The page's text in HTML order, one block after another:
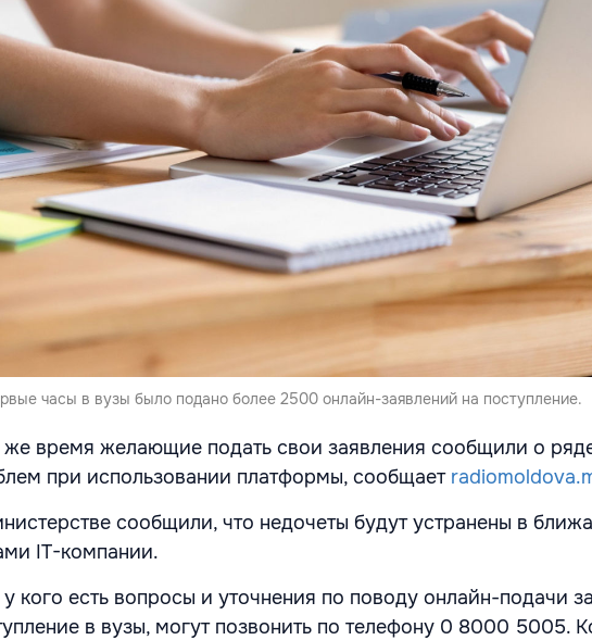
часы в вузы было подано более 2500 онлайн-заявлений на поступление.
же время желающие подать свои заявления сообщили о
при использовании платформы, сообщает
сообщили, что недочеты будут устранены в
IT-компании.
у кого есть вопросы и уточнения по поводу онлайн-подачи
в вузы, могут позвонить по телефону 0 8000 5005.